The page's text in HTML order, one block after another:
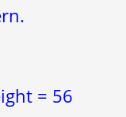
= 56